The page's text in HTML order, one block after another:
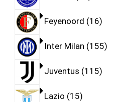
Feyenoord 16
Inter Milan 155
Juventus 115
Lazio 15